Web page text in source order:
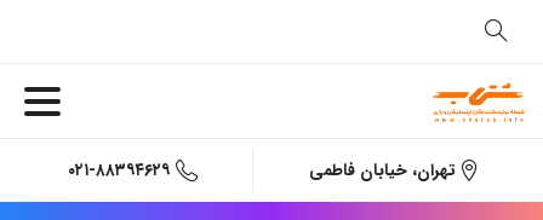
تهران، خیابان فاطمی ۰۲۱-۸۸۳۹۴۶۲۹